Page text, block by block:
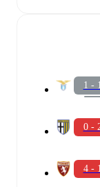
1 - 1
0 -
4 - 1